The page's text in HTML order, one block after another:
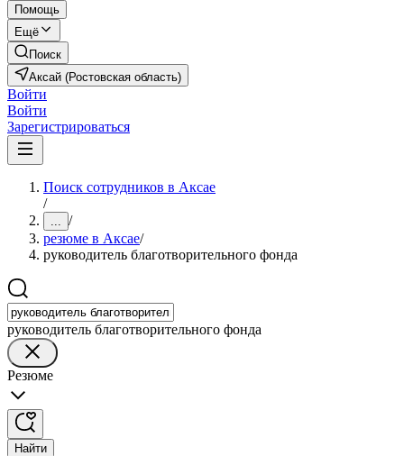
Помощь
Ещё
Поиск
Аксай (Ростовская область)
Войти
Войти
Зарегистрироваться
Поиск сотрудников в Аксае
/
... /
резюме в Аксае/
руководитель благотворительного фонда
руководитель благотворительного фонда
Резюме
Найти